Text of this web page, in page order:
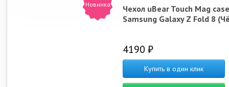
Новинка
Чехол uBear Touch Mag
Samsung Galaxy Z Fold 8
4190 ₽
Купить в один клик